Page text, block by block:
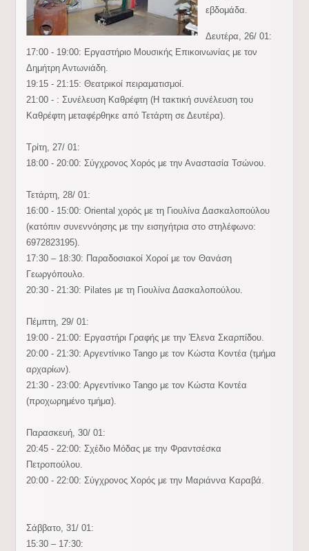
εβδομάδα.
Δευτέρα, 26/ 01:
17:00 - 19:00: Εργαστήριο Μουσικής Επικοινωνίας με τον
Δημήτρη Αντωνιάδη.
19:15 - 21:15: Θεατρικοί πειραματισμοί.
21:00 - : Συνέλευση Καθρέφτη(Η τακτική συνέλευση του
Καθρέφτη μεταφέρθηκε από Τετάρτη σε Δευτέρα).
Τρίτη, 27/ 01:
18:00 - 20:00: Σύγχρονος Χορός με την Αναστασία Τσώνου.
Τετάρτη, 28/ 01:
16:00 - 15:00: Oriental χορός με τη Γιουλίνα Δασκαλοπούλου
(κατόπιν συνεννόησης με την εισηγήτρια στο στηλέφωνο:
6972823195).
17:30 – 18:30: Παραδοσιακοί Χοροί με τον Θανάση
Γεωργόπουλο.
20:30 - 21:30: Pilates με τη Γιουλίνα Δασκαλοπούλου.
Πέμπτη, 29/ 01:
19:00 - 21:00: Εργαστήρι Γραφής με την Έλενα Σκαρπίδου.
20:00 - 21:30: Αργεντίνικο Tango με τον Κώστα Κοντέα (τμήμα
αρχαρίων).
21:30 - 23:00: Αργεντίνικο Tango με τον Κώστα Κοντέα
(προχωρημένο τμήμα).
Παρασκευή, 30/ 01:
20:45 - 22:00: Σχέδιο Μόδας με την Φραντσέσκα
Πετροπούλου.
20:00 - 22:00: Σύγχρονος Χορός με την Μαριάννα Καραβά.
Σάββατο, 31/ 01:
15:30 – 17:30: